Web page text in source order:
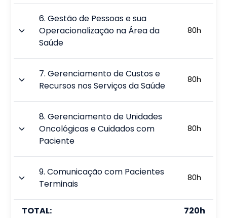
6.Gestão de Pessoas e sua
Operacionalização na Área da
Saúde
80h
7.Gerenciamento de Custos e
Recursos nos Serviços da Saúde
80h
8.Gerenciamento de Unidades
Oncológicas e Cuidados com
Paciente
80h
9.Comunicação com Pacientes
Terminais
80h
TOTAL: 720h